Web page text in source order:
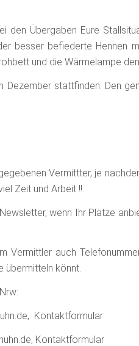
Übergaben Eure
besser befiederte Hennen
und die Wärmelampe
stattfinden. Den
Vermittter, je
Zeit und Arbeit !!
wenn Ihr Plätze
Vermittler auch
übermitteln könnt.
Kontaktformular
Kontaktformular